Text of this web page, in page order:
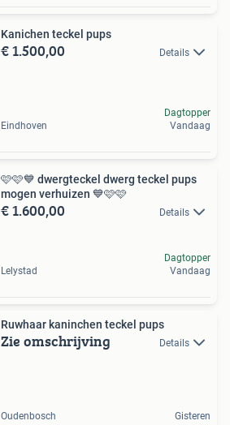
Kanichen teckel pups
€ 1.500,00 Details
Eindhoven
Dagtopper
Vandaag
🩷🩷💙 dwergteckel dwerg teckel pups
mogen verhuizen 💙🩷🩷
€ 1.600,00 Details
Lelystad
Dagtopper
Vandaag
Ruwhaar kaninchen teckel pups
Zie omschrijving Details
Oudenbosch Gisteren